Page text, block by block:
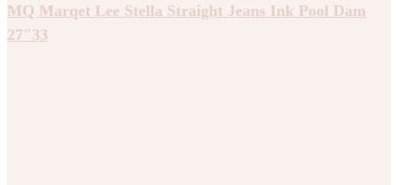
MQ Marqet Lee Stella Straight Jeans Ink Pool Dam
27″33